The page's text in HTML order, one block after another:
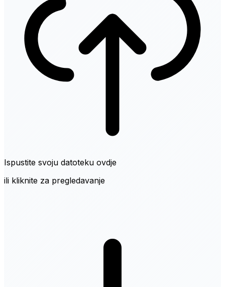
Ispustite svoju datoteku ovdje
ili kliknite za pregledavanje